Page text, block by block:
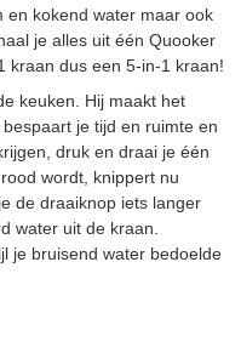
en kokend water maar ook
je alles uit één Quooker
kraan dus een 5-in-1 kraan!
keuken. Hij maakt het
je tijd en ruimte en
druk en draai je één
wordt, knippert nu
de draaiknop iets langer
water uit de kraan.
je bruisend water bedoelde